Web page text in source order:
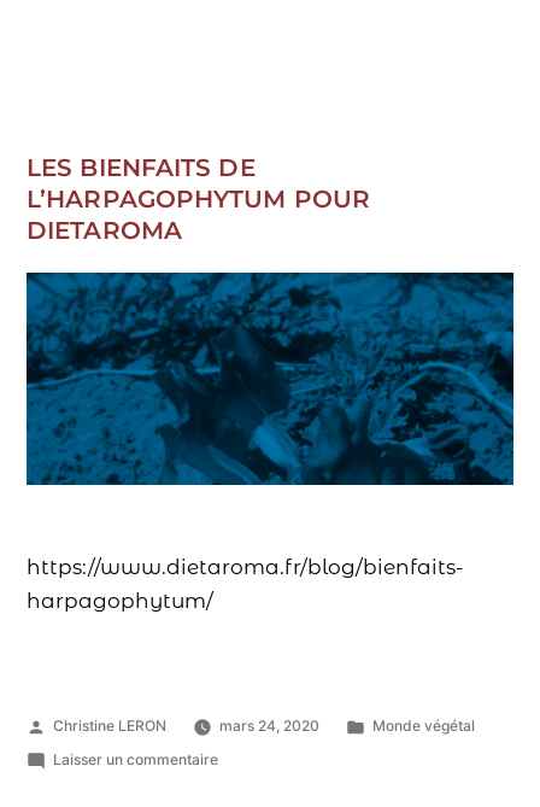
LES BIENFAITS DE
L’HARPAGOPHYTUM POUR
DIETAROMA
https://www.dietaroma.fr/blog/bienfaits-
harpagophytum/
Christine LERON mars 24, 2020
Monde végétal
Laisser un commentaire